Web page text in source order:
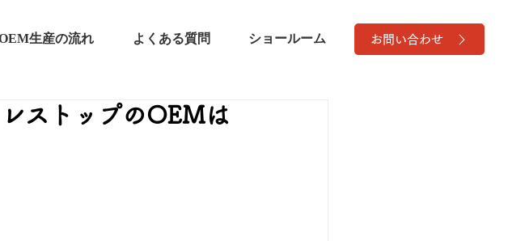
生産の流れ よくある質問 ショールーム お問い合わせ
ストップのOEMは